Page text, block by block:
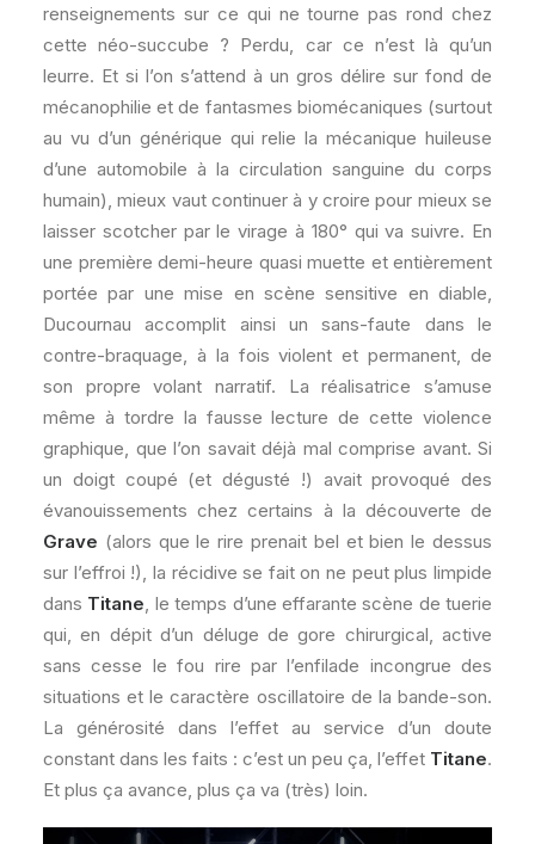
renseignements sur ce qui ne tourne pas rond chez
cette néo-succube ? Perdu, car ce n’est là qu’un
leurre. Et si l’on s’attend à un gros délire sur fond de
mécanophilie et de fantasmes biomécaniques (surtout
au vu d’un générique qui relie la mécanique huileuse
d’une automobile à la circulation sanguine du corps
humain), mieux vaut continuer à y croire pour mieux se
laisser scotcher par le virage à 180° qui va suivre. En
une première demi-heure quasi muette et entièrement
portée par une mise en scène sensitive en diable,
Ducournau accomplit ainsi un sans-faute dans le
contre-braquage, à la fois violent et permanent, de
son propre volant narratif. La réalisatrice s’amuse
même à tordre la fausse lecture de cette violence
graphique, que l’on savait déjà mal comprise avant. Si
un doigt coupé (et dégusté !) avait provoqué des
évanouissements chez certains à la découverte de
Grave (alors que le rire prenait bel et bien le dessus
sur l’effroi !), la récidive se fait on ne peut plus limpide
dans Titane , le temps d’une effarante scène de tuerie
qui, en dépit d’un déluge de gore chirurgical, active
sans cesse le fou rire par l’enfilade incongrue des
situations et le caractère oscillatoire de la bande-son.
La générosité dans l’effet au service d’un doute
constant dans les faits : c’est un peu ça, l’effet Titane.
Et plus ça avance, plus ça va (très) loin.